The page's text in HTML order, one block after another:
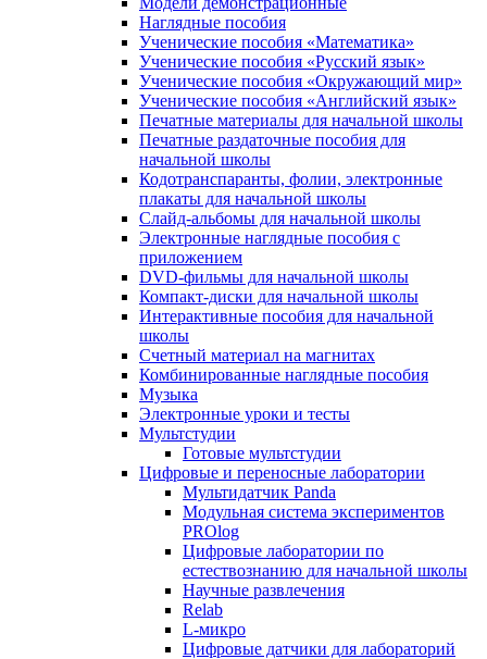
Наглядные пособия
Ученические пособия «Математика»
Ученические пособия «Русский язык»
Ученические пособия «Окружающий мир»
Ученические пособия «Английский язык»
Печатные материалы для начальной школы
Печатные раздаточные пособия для
начальной школы
Кодотранспаранты, фолии, электронные
плакаты для начальной школы
Слайд-альбомы для начальной школы
Электронные наглядные пособия с
приложением
DVD-фильмы для начальной школы
Компакт-диски для начальной школы
Интерактивные пособия для начальной
школы
Счетный материал на магнитах
Комбинированные наглядные пособия
Музыка
Электронные уроки и тесты
Мультстудии
Готовые мультстудии
Цифровые и переносные лаборатории
Мультидатчик Panda
Модульная система экспериментов
PROlog
Цифровые лаборатории по
естествознанию для начальной школы
Научные развлечения
Relab
L-микро
Цифровые датчики для лабораторий